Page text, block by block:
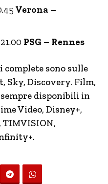
Verona –
PSG – Rennes
complete sono sulle
Sky, Discovery. Film,
disponibili in
Video, Disney+,
TIMVISION,